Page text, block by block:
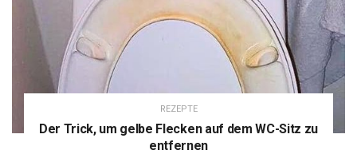
REZEPTE
Der Trick, um gelbe Flecken auf dem WC-Sitz zu
entfernen